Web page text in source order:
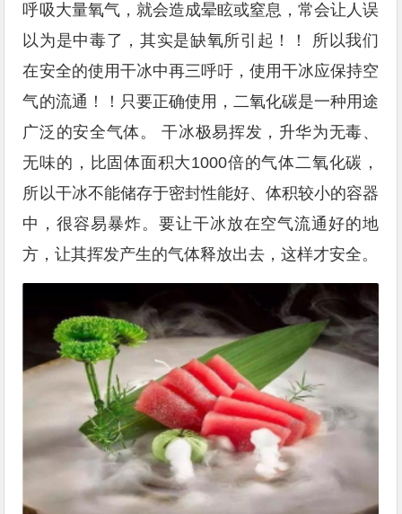
呼吸大量氧气，就会造成晕眩或窒息，常会让人误
以为是中毒了，其实是缺氧所引起！！ 所以我们
在安全的使用干冰中再三呼吁，使用干冰应保持空
气的流通！！只要正确使用，二氧化碳是一种用途
广泛的安全气体。 干冰极易挥发，升华为无毒、
无味的，比固体面积大1000倍的气体二氧化碳，
所以干冰不能储存于密封性能好、体积较小的容器
中，很容易暴炸。要让干冰放在空气流通好的地
方，让其挥发产生的气体释放出去，这样才安全。